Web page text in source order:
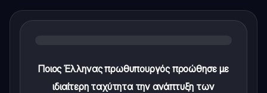
Ποιος Έλληνας πρωθυπουργός προώθησε με
ιδιαίτερη ταχύτητα την ανάπτυξη των